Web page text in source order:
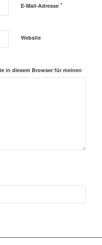
E-Mail-Adresse *
Website
in diesem Browser für meinen